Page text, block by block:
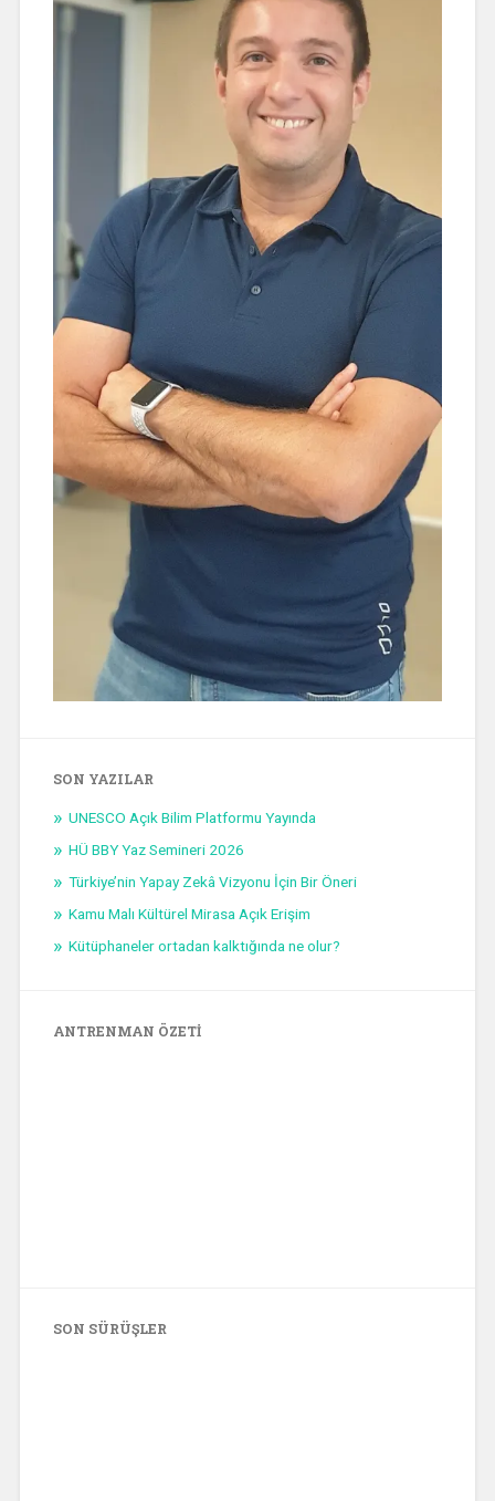
SON YAZILAR
UNESCO Açık Bilim Platformu Yayında
HÜ BBY Yaz Semineri 2026
Türkiye’nin Yapay Zekâ Vizyonu İçin Bir Öneri
Kamu Malı Kültürel Mirasa Açık Erişim
Kütüphaneler ortadan kalktığında ne olur?
ANTRENMAN ÖZETI
SON SÜRÜŞLER